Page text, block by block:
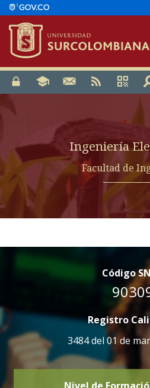
Ingeniería
Facultad de
Código
Registro
3484 del 01 de